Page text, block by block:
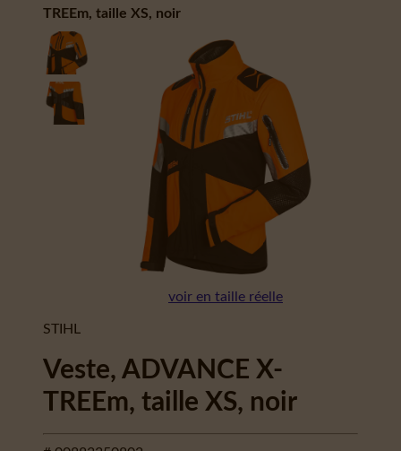
TREEm, taille XS, noir
voir en taille réelle
STIHL
Veste, ADVANCE X-
TREEm, taille XS, noir